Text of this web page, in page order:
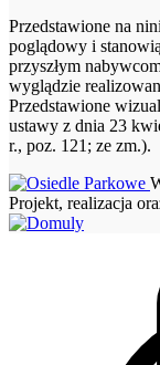
Przedstawione na
poglądowy i
przyszłym
wyglądzie
Przedstawione
ustawy z dnia 23
r., poz. 121; ze zm.).
Projekt, realizacja